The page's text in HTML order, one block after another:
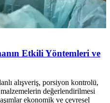
Etkili Yöntemleri ve
alışveriş, porsiyon kontrolü,
değerlendirilmesi
ekonomik ve çevresel